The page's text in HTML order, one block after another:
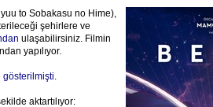
to Sobakasu no Hime),
şehirlere ve
ulaşabilirsiniz. Filmin
yapılıyor.
gösterilmişti.
aktartılıyor: